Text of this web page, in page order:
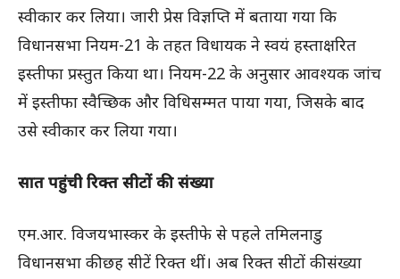
स्वीकार कर लिया। जारी प्रेस विज्ञप्ति में बताया गया कि
विधानसभा नियम-21 के तहत विधायक ने स्वयं हस्ताक्षरित
इस्तीफा प्रस्तुत किया था। नियम-22 के अनुसार आवश्यक जांच
में इस्तीफा स्वैच्छिक और विधिसम्मत पाया गया, जिसके बाद
उसे स्वीकार कर लिया गया।
सात पहुंची रिक्त सीटों की संख्या
एम.आर. विजयभास्कर के इस्तीफे से पहले तमिलनाडु
विधानसभा की छह सीटें रिक्त थीं। अब रिक्त सीटों की संख्या